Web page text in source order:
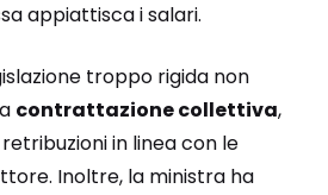
appiattisca i salari.
troppo rigida non
contrattazione collettiva,
in linea con le
Inoltre, la ministra ha